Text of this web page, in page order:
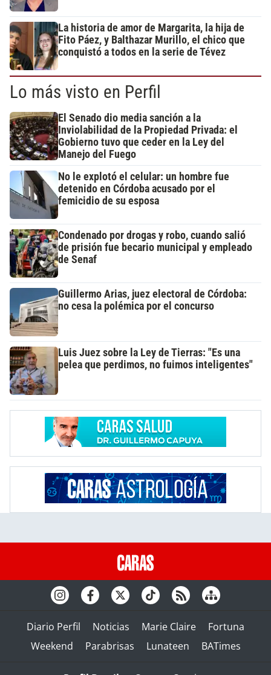
La historia de amor de Margarita, la hija de
Fito Páez, y Balthazar Murillo, el chico que
conquistó a todos en la serie de Tévez
Lo más visto en Perfil
El Senado dio media sanción a la
Inviolabilidad de la Propiedad Privada: el
Gobierno tuvo que ceder en la Ley del
Manejo del Fuego
No le explotó el celular: un hombre fue
detenido en Córdoba acusado por el
femicidio de su esposa
Condenado por drogas y robo, cuando salió
de prisión fue becario municipal y empleado
de Senaf
Guillermo Arias, juez electoral de Córdoba:
no cesa la polémica por el concurso
Luis Juez sobre la Ley de Tierras: "Es una
pelea que perdimos, no fuimos inteligentes"
Diario Perfil Noticias Marie Claire
Fortuna
Weekend
Parabrisas Lunateen BATimes